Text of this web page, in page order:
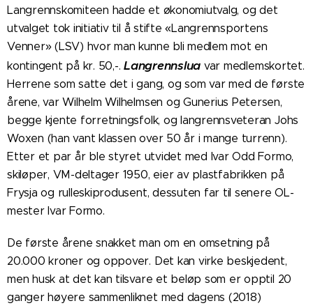
Langrennskomiteen hadde et økonomiutvalg, og det
utvalget tok initiativ til å stifte «Langrennsportens
Venner» (LSV) hvor man kunne bli medlem mot en
kontingent på kr. 50,-.Langrennslua var medlemskortet.
Herrene som satte det i gang, og som var med de første
årene, var Wilhelm Wilhelmsen og Gunerius Petersen,
begge kjente forretningsfolk, og langrennsveteran Johs
Woxen (han vant klassen over 50 år i mange turrenn).
Etter et par år ble styret utvidet med Ivar Odd Formo,
skiløper, VM-deltager 1950, eier av plastfabrikken på
Frysja og rulleskiprodusent, dessuten far til senere OL-
mester Ivar Formo.
De første årene snakket man om en omsetning på
20.000 kroner og oppover. Det kan virke beskjedent,
men husk at det kan tilsvare et beløp som er opptil 20
ganger høyere sammenliknet med dagens (2018)